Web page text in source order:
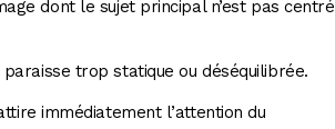
dont le sujet principal n’est pas centré
trop statique ou déséquilibrée.
immédiatement l’attention du